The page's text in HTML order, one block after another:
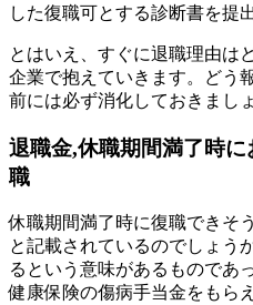
した復職可とする診断書を提
とはいえ、すぐに退職理由は
企業で抱えていきます。どう
前には必ず消化しておきましょ
退職金,休職期間満了時
職
休職期間満了時に復職できそ
と記載されているのでしょう
るという意味があるものであ
健康保険の傷病手当金をもら